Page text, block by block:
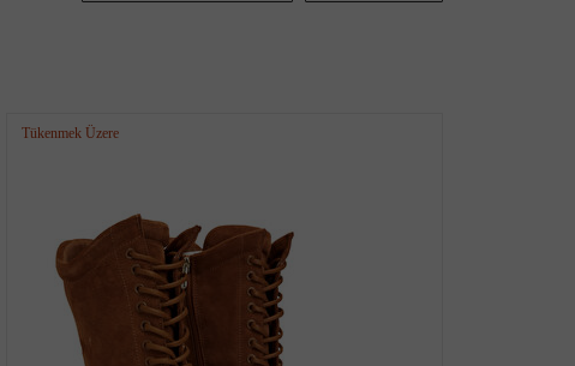
Çok satanlar
Akıllı sıralama
Yeni Eklenenler
Tükenmek Üzere